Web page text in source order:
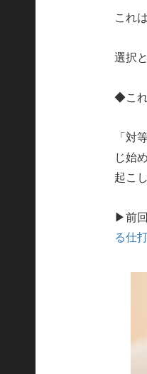
これ
選択
◆こ
「対
じ始
起こ
▶前回
る仕